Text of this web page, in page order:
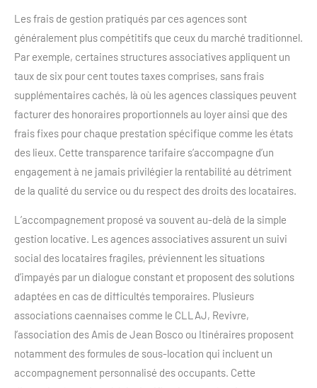
Les frais de gestion pratiqués par ces agences sont
généralement plus compétitifs que ceux du marché traditionnel.
Par exemple, certaines structures associatives appliquent un
taux de six pour cent toutes taxes comprises, sans frais
supplémentaires cachés, là où les agences classiques peuvent
facturer des honoraires proportionnels au loyer ainsi que des
frais fixes pour chaque prestation spécifique comme les états
des lieux. Cette transparence tarifaire s’accompagne d’un
engagement à ne jamais privilégier la rentabilité au détriment
de la qualité du service ou du respect des droits des locataires.
L’accompagnement proposé va souvent au-delà de la simple
gestion locative. Les agences associatives assurent un suivi
social des locataires fragiles, préviennent les situations
d’impayés par un dialogue constant et proposent des solutions
adaptées en cas de difficultés temporaires. Plusieurs
associations caennaises comme le CLLAJ, Revivre,
l’association des Amis de Jean Bosco ou Itinéraires proposent
notamment des formules de sous-location qui incluent un
accompagnement personnalisé des occupants. Cette